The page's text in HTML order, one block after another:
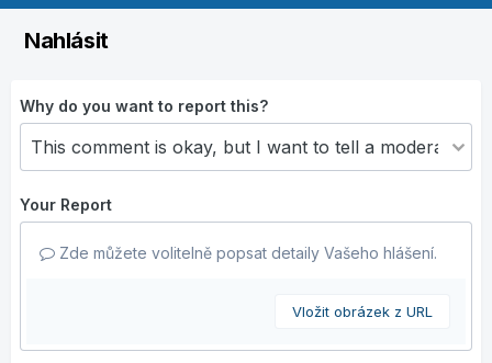
Nahlásit
Why do you want to report this?
Your Report
Zde můžete volitelně popsat detaily Vašeho hlášení.
Vložit obrázek z URL